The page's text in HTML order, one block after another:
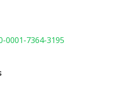
0001-7364-3195